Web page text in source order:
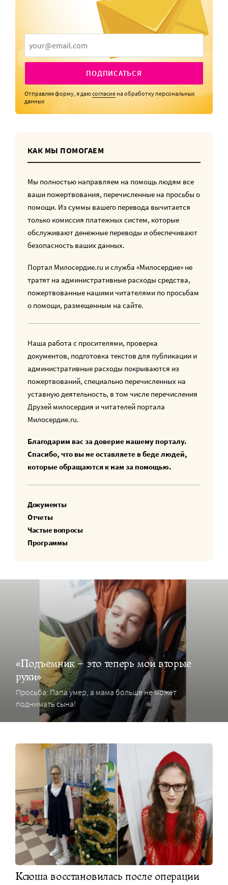
ПОДПИСАТЬСЯ
Отправляя форму, я даюсогласие на обработку персональных
данных
КАК МЫ ПОМОГАЕМ
Мы полностью направляем на помощь людям все
ваши пожертвования, перечисленные на просьбы о
помощи. Из суммы вашего перевода вычитается
только комиссия платежных систем, которые
обслуживают денежные переводы и обеспечивают
безопасность ваших данных.
Портал Милосердие.ru и служба «Милосердие» не
тратят на административные расходы средства,
пожертвованные нашими читателями по просьбам
о помощи, размещенным на сайте.
Наша работа с просителями, проверка
документов, подготовка текстов для публикации и
административные расходы покрываются из
пожертвований, специально перечисленных на
уставную деятельность, в том числе перечисления
Друзей милосердия и читателей портала
Милосердие.ru.
Благодарим вас за доверие нашему порталу.
Спасибо, что вы не оставляете в беде людей,
которые обращаются к нам за помощью.
Документы
Отчеты
Частые вопросы
Программы
«Подъемник – это теперь мои вторые
руки»
Просьба: Папа умер, а мама больше не может
поднимать сына!
Ксюша восстановилась после операции